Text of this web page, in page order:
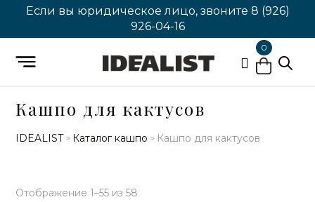
Если вы юридическое лицо, звоните 8 (926)
926-04-16
0
Кашпо для кактусов
IDEALIST> Каталог кашпо > Кашпо для кактусов
Отображение 1–55 из 58